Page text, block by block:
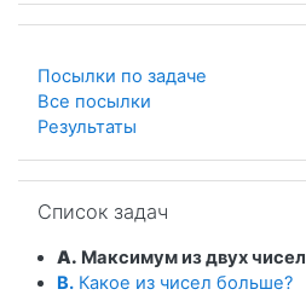
Посылки по задаче
Все посылки
Результаты
Список задач
A. Максимум из двух чисел
B. Какое из чисел больше?